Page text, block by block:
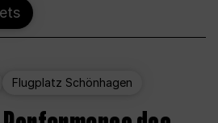
Flugplatz Schönhagen